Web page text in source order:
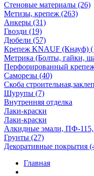
Стеновые материалы (26)
Метизы, крепеж (263)
Анкеры (31)
Гвозди (19)
Дюбели (57)
Крепеж KNAUF (Кнауф)
Метрика (Болты, гайки,
Перфорированный
Саморезы (40)
Скоба
Шурупы (7)
Внутренняя отделка
Лаки-краски
Лаки-краски
Алкидные эмали, ПФ-
Грунты (27)
Декоративные покрытия
Главная